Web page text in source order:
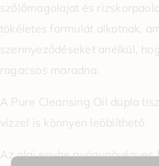
szőlőmagolajat és
tökéletes formulát alkotnak,
szennyeződéseket anélkül,
ragacsos maradna.
A Pure Cleansing Oil dupla
vízzel is könnyen leöblíthető.
Az olaj enyhe